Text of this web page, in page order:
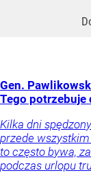
Gen.
Tego potrzebuje
Kilka dni
przede
to często bywa,
podczas urlopu